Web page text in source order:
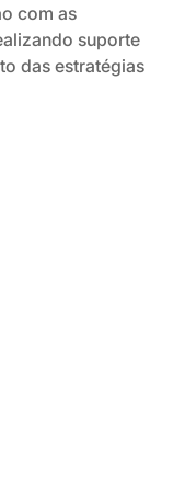
com as
suporte
das estratégias